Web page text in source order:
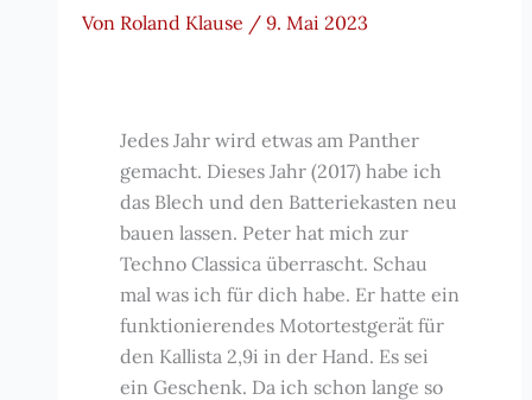
Von Roland Klause / 9. Mai 2023
Jedes Jahr wird etwas am Panther
gemacht. Dieses Jahr (2017) habe ich
das Blech und den Batteriekasten neu
bauen lassen. Peter hat mich zur
Techno Classica überrascht. Schau
mal was ich für dich habe. Er hatte ein
funktionierendes Motortestgerät für
den Kallista 2,9i in der Hand. Es sei
ein Geschenk. Da ich schon lange so